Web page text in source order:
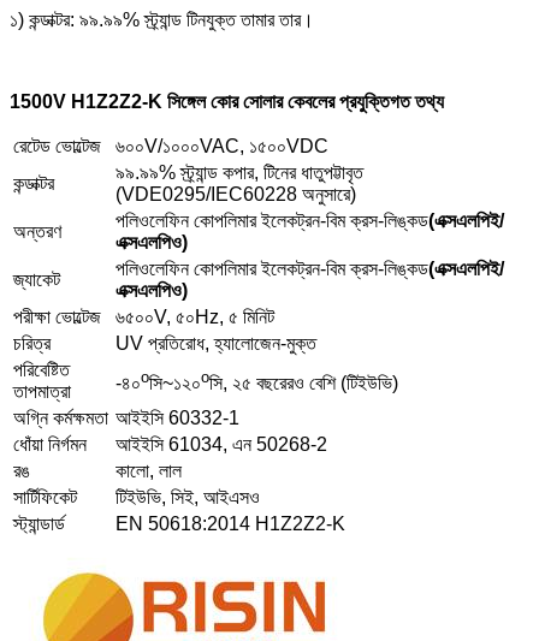
১) কন্ডাক্টর: ৯৯.৯৯% স্ট্র্যান্ড টিনযুক্ত তামার তার।
1500V H1Z2Z2-K সিঙ্গেল কোর সোলার কেবলের প্রযুক্তিগত তথ্য
রেটেড ভোল্টেজ
৬০০V/১০০০VAC, ১৫০০VDC
কন্ডাক্টর
৯৯.৯৯% স্ট্র্যান্ড কপার, টিনের ধাতুপট্টাবৃত
(VDE0295/IEC60228 অনুসারে)
অন্তরণ
পলিওলেফিন কোপলিমার ইলেকট্রন-বিম ক্রস-লিঙ্কড(এক্সএলপিই/
এক্সএলপিও)
জ্যাকেট
পলিওলেফিন কোপলিমার ইলেকট্রন-বিম ক্রস-লিঙ্কড(এক্সএলপিই/
এক্সএলপিও)
পরীক্ষা ভোল্টেজ
৬৫০০V, ৫০Hz, ৫ মিনিট
চরিত্র
UV প্রতিরোধ, হ্যালোজেন-মুক্ত
পরিবেষ্টিত
তাপমাত্রা
-৪০oসি~১২০oসি, ২৫ বছরেরও বেশি (টিইউভি)
অগ্নি কর্মক্ষমতা আইইসি 60332-1
ধোঁয়া নির্গমন
আইইসি 61034, এন 50268-2
রঙ
কালো, লাল
সার্টিফিকেট
টিইউভি, সিই, আইএসও
স্ট্যান্ডার্ড
EN 50618:2014 H1Z2Z2-K